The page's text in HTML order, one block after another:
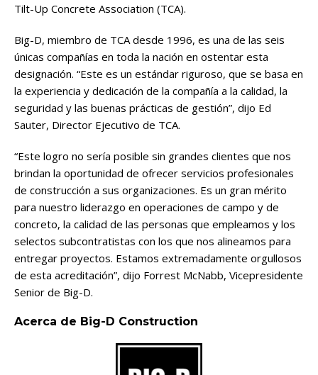
Tilt-Up Concrete Association (TCA).
Big-D, miembro de TCA desde 1996, es una de las seis
únicas compañías en toda la nación en ostentar esta
designación. “Este es un estándar riguroso, que se basa en
la experiencia y dedicación de la compañía a la calidad, la
seguridad y las buenas prácticas de gestión”, dijo Ed
Sauter, Director Ejecutivo de TCA.
“Este logro no sería posible sin grandes clientes que nos
brindan la oportunidad de ofrecer servicios profesionales
de construcción a sus organizaciones. Es un gran mérito
para nuestro liderazgo en operaciones de campo y de
concreto, la calidad de las personas que empleamos y los
selectos subcontratistas con los que nos alineamos para
entregar proyectos. Estamos extremadamente orgullosos
de esta acreditación”, dijo Forrest McNabb, Vicepresidente
Senior de Big-D.
Acerca de Big-D Construction